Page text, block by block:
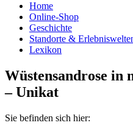
Home
Online-Shop
Geschichte
Standorte &
Lexikon
Wüstensandrose
– Unikat
Sie befinden sich hier: